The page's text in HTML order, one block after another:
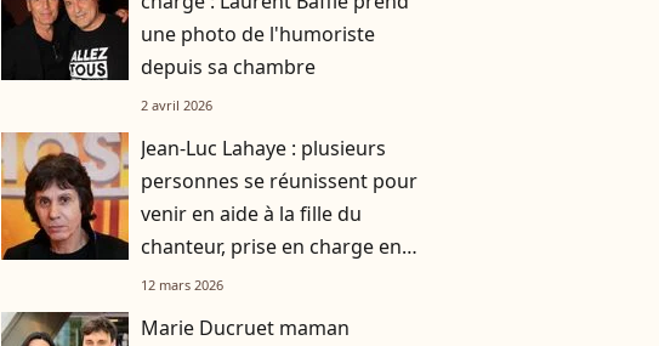
une photo de l'humoriste
depuis sa chambre
2 avril 2026
Jean-Luc Lahaye : plusieurs
personnes se réunissent pour
venir en aide à la fille du
chanteur, prise en charge en
2019
12 mars 2026
Marie Ducruet maman